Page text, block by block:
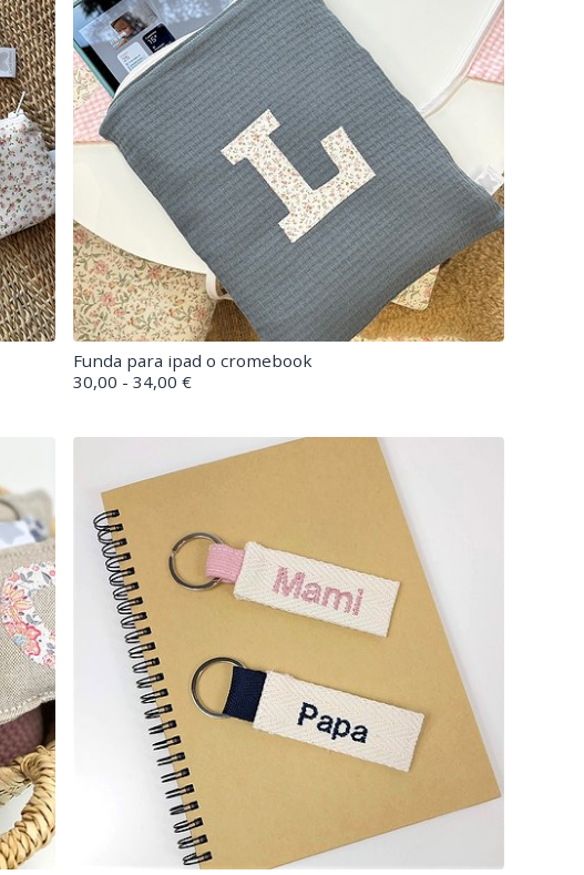
Funda para ipad o cromebook
30,00 - 34,00 €